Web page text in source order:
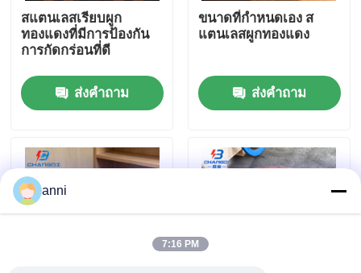
ทัวร์โรงงาน
ติดต่อเรา
ข่าว
ทุกกรณี
สแตนเลสเรียบผูก
ทองแดงที่มีการป้องกัน
การกัดกร่อนที่ดี
ส่งคำถาม
ขนาดที่กําหนดเอง ส
แตนเลสผูกทองแดง
ส่งคำถาม
anni
7:16 PM